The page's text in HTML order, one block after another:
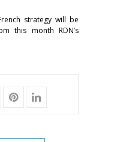
strategy will be
this month RDN’s